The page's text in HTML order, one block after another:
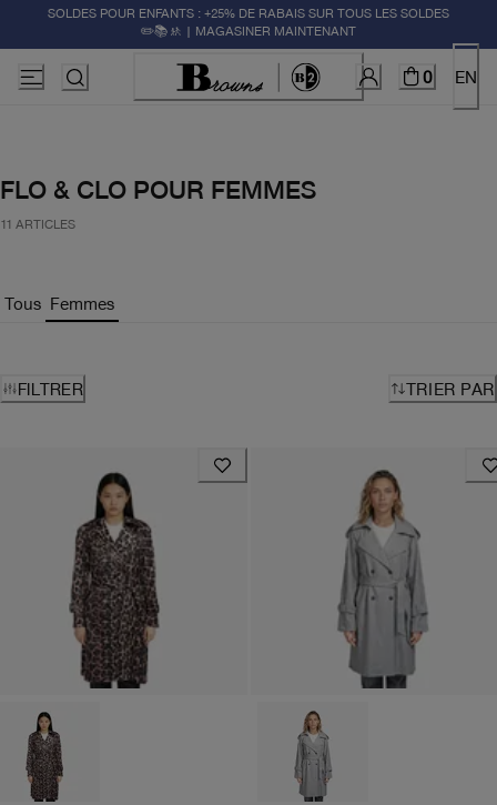
SOLDES POUR ENFANTS : +25% DE RABAIS SUR TOUS LES SOLDES
✏️📚🚸 | MAGASINER MAINTENANT
0 EN
FLO & CLO POUR FEMMES
11 ARTICLES
Tous Femmes
FILTRER TRIER PAR